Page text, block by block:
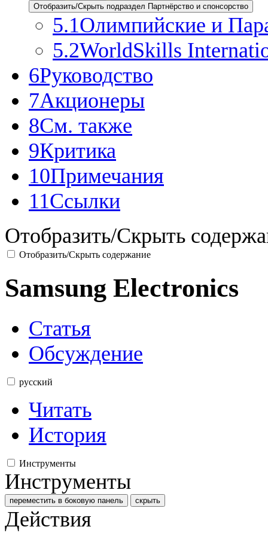
Отобразить/Скрыть подраздел Партнёрство и спонсорство
5.1Олимпийские и
5.2WorldSkills
6Руководство
7Акционеры
8См. также
9Критика
10Примечания
11Ссылки
Отобразить/Скрыть
Отобразить/Скрыть содержание
Samsung Electronics
Статья
Обсуждение
русский
Читать
История
Инструменты
Инструменты
переместить в боковую панель скрыть
Действия